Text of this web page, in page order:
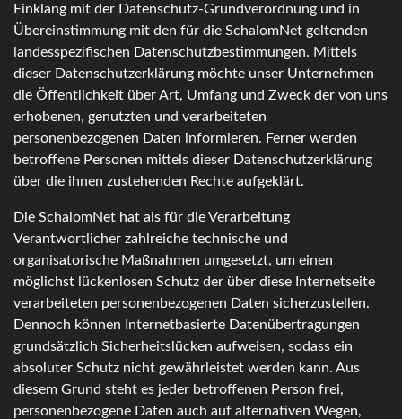
Einklang mit der Datenschutz-Grundverordnung und in
Übereinstimmung mit den für die SchalomNet geltenden
landesspezifischen Datenschutzbestimmungen. Mittels
dieser Datenschutzerklärung möchte unser Unternehmen
die Öffentlichkeit über Art, Umfang und Zweck der von uns
erhobenen, genutzten und verarbeiteten
personenbezogenen Daten informieren. Ferner werden
betroffene Personen mittels dieser Datenschutzerklärung
über die ihnen zustehenden Rechte aufgeklärt.
Die SchalomNet hat als für die Verarbeitung
Verantwortlicher zahlreiche technische und
organisatorische Maßnahmen umgesetzt, um einen
möglichst lückenlosen Schutz der über diese Internetseite
verarbeiteten personenbezogenen Daten sicherzustellen.
Dennoch können Internetbasierte Datenübertragungen
grundsätzlich Sicherheitslücken aufweisen, sodass ein
absoluter Schutz nicht gewährleistet werden kann. Aus
diesem Grund steht es jeder betroffenen Person frei,
personenbezogene Daten auch auf alternativen Wegen,